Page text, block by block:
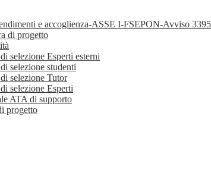
e accoglienza-ASSE I-FSEPON-Avviso
di progetto
selezione Esperti esterni
selezione studenti
selezione Tutor
selezione Esperti
ATA di supporto
progetto